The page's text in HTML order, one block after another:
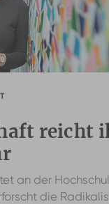
reicht
an der
die